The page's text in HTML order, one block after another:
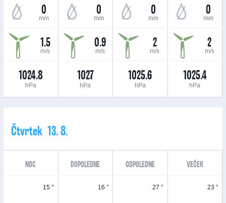
0
mm
1.5
m/s
1024.8
hPa
0
mm
0.9
m/s
1027
hPa
0
mm
2
m/s
1025.6
hPa
0
mm
2
m/s
1025.4
hPa
Čtvrtek 13. 8.
NOC DOPOLEDNE ODPOLEDNE VEČER
15 ° 16 ° 27 ° 23 °